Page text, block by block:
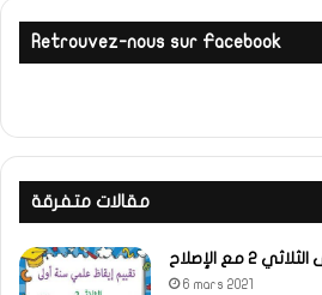
Retrouvez-nous sur Facebook
مقالات متفرقة
مع الإصلاح
6 mars 2021